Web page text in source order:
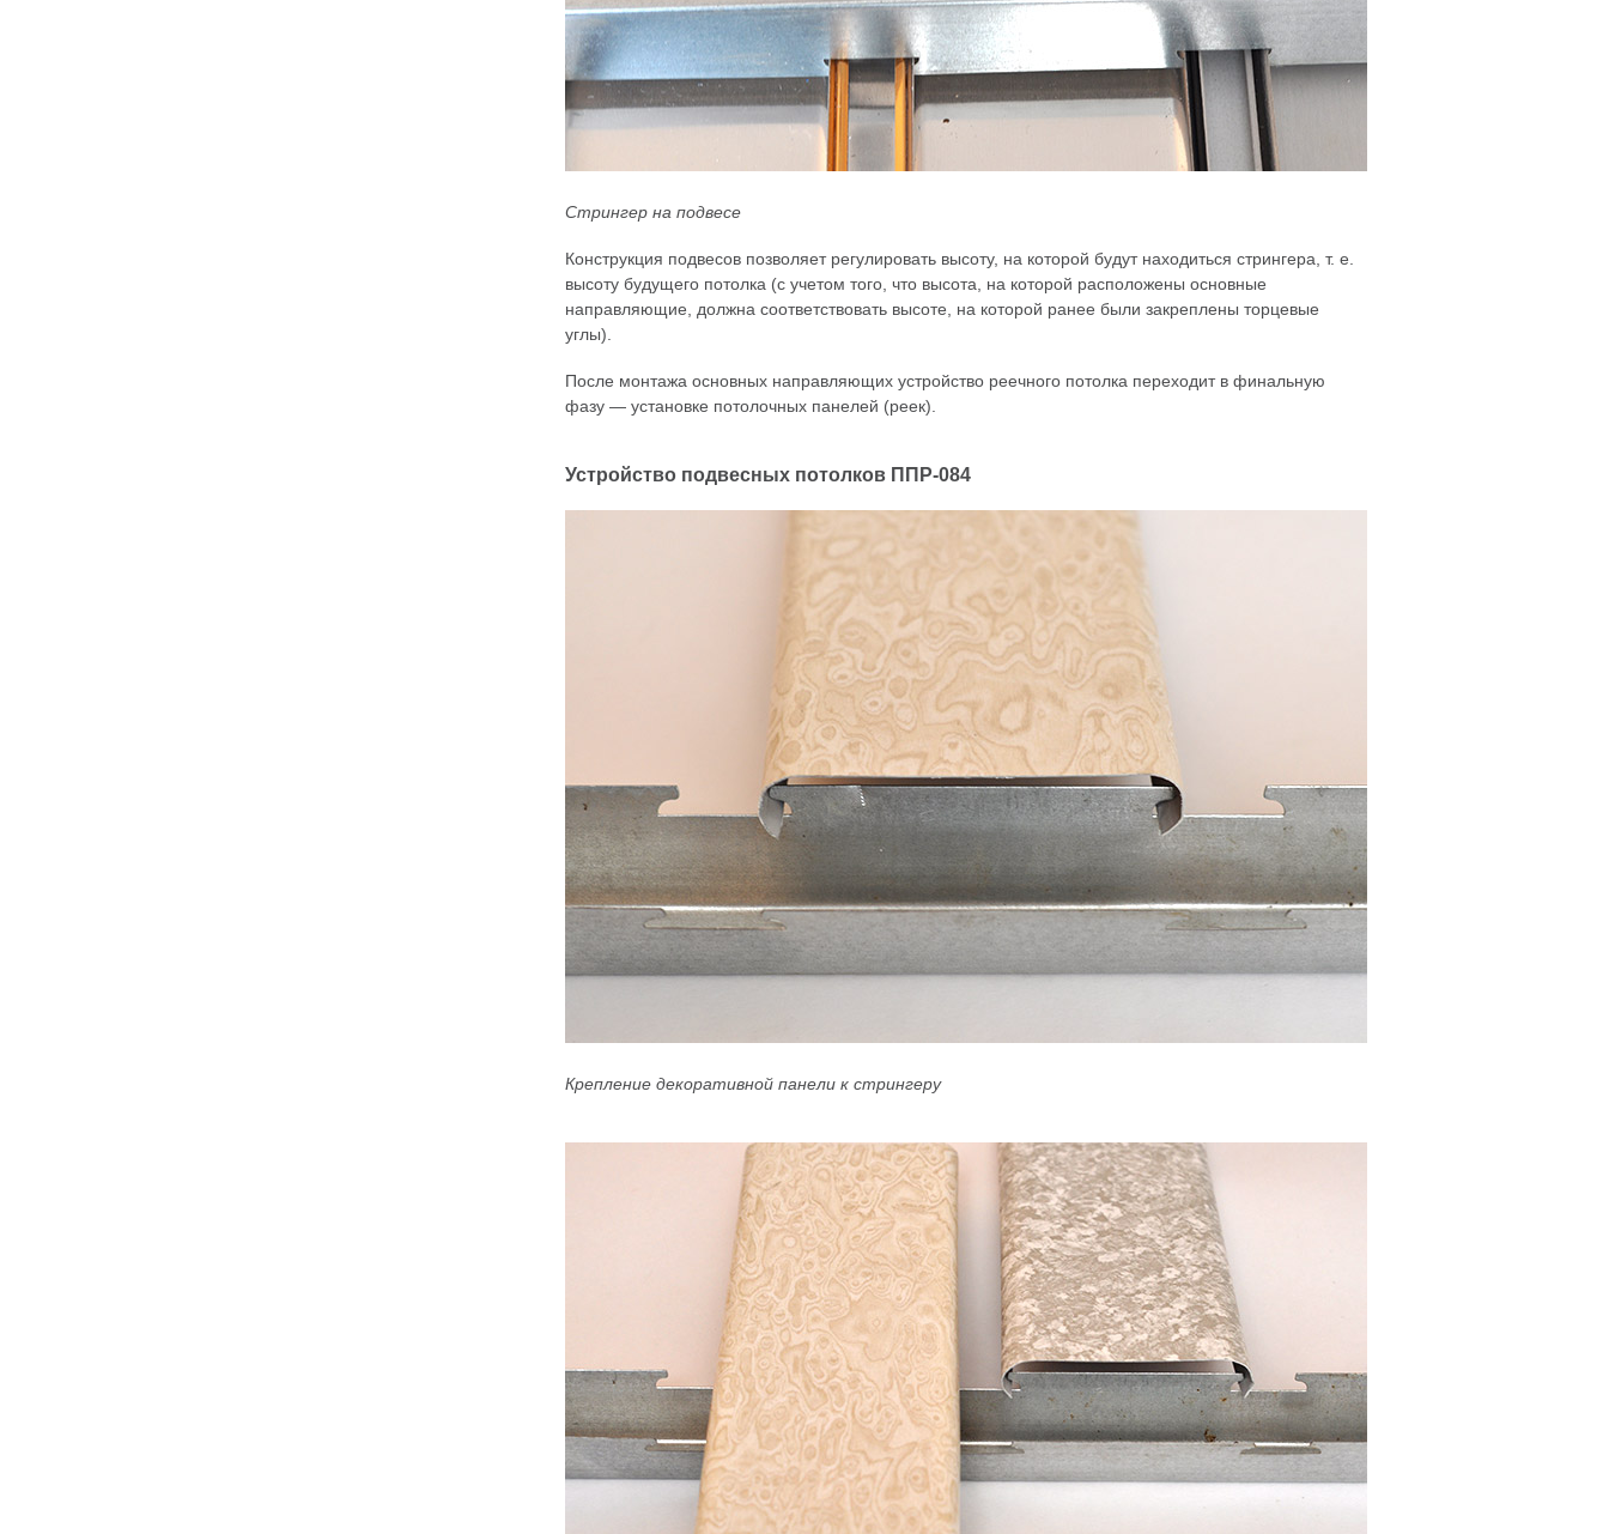
Стрингер на подвесе
Конструкция подвесов позволяет регулировать высоту, на которой будут находиться стрингера, т. е.
высоту будущего потолка (с учетом того, что высота, на которой расположены основные
направляющие, должна соответствовать высоте, на которой ранее были закреплены торцевые
углы).
После монтажа основных направляющих устройство реечного потолка переходит в финальную
фазу — установке потолочных панелей (реек).
Устройство подвесных потолков ППР-084
Крепление декоративной панели к стрингеру